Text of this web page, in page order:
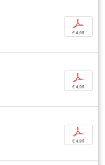
p
€ 4,95
p
€ 4,95
p
€ 4,95